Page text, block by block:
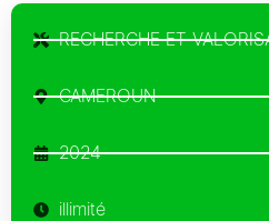
RECHERCHE ET
CAMEROUN
2024
illimité